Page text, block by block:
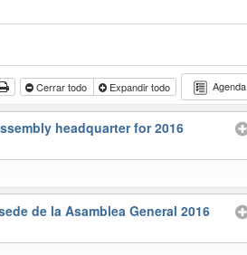
Agenda
Cerrar todo Expandir todo
headquarter for 2016
de la Asamblea General 2016